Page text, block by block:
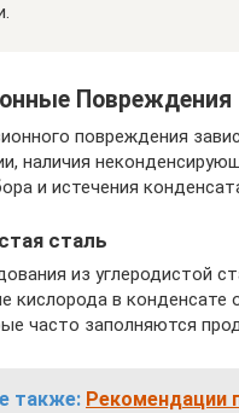
Повреждения
повреждения
наличия
и истечения
сталь
из углеродистой
кислорода в конденсате
часто заполняются
также: Рекомендации